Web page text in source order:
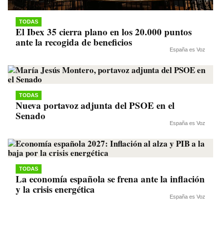
TODAS
El Ibex 35 cierra plano en los 20.000 puntos
ante la recogida de beneficios
España es Voz
TODAS
Nueva portavoz adjunta del PSOE en el
Senado
España es Voz
TODAS
La economía española se frena ante la inflación
y la crisis energética
España es Voz